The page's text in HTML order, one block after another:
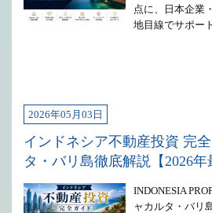
点に、日本企業
地目線でサポー
2026年05月03日
インドネシア不動産投資 完
タ・バリ島徹底解説【2026年
INDONESIA
ャカルタ・バリ